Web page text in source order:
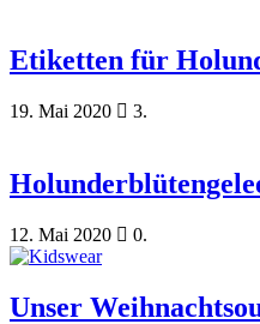
Etiketten für
19. Mai 2020 3.
12. Mai 2020 0.
Unser